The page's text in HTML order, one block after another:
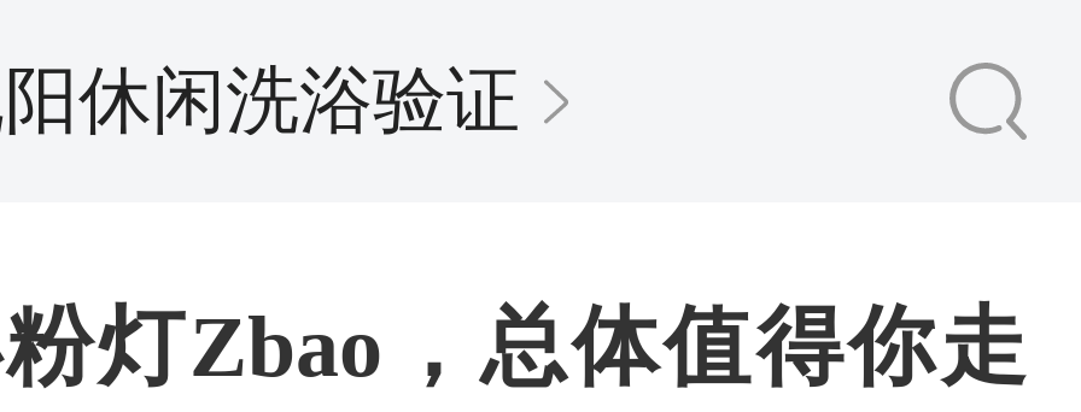
休闲洗浴验证
灯Zbao，总体值得你走